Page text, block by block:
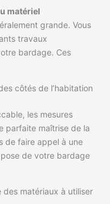
matériel
grande. Vous
travaux
bardage. Ces
côtés de l’habitation
les mesures
parfaite maîtrise de la
de faire appel à une
de votre bardage
des matériaux à utiliser